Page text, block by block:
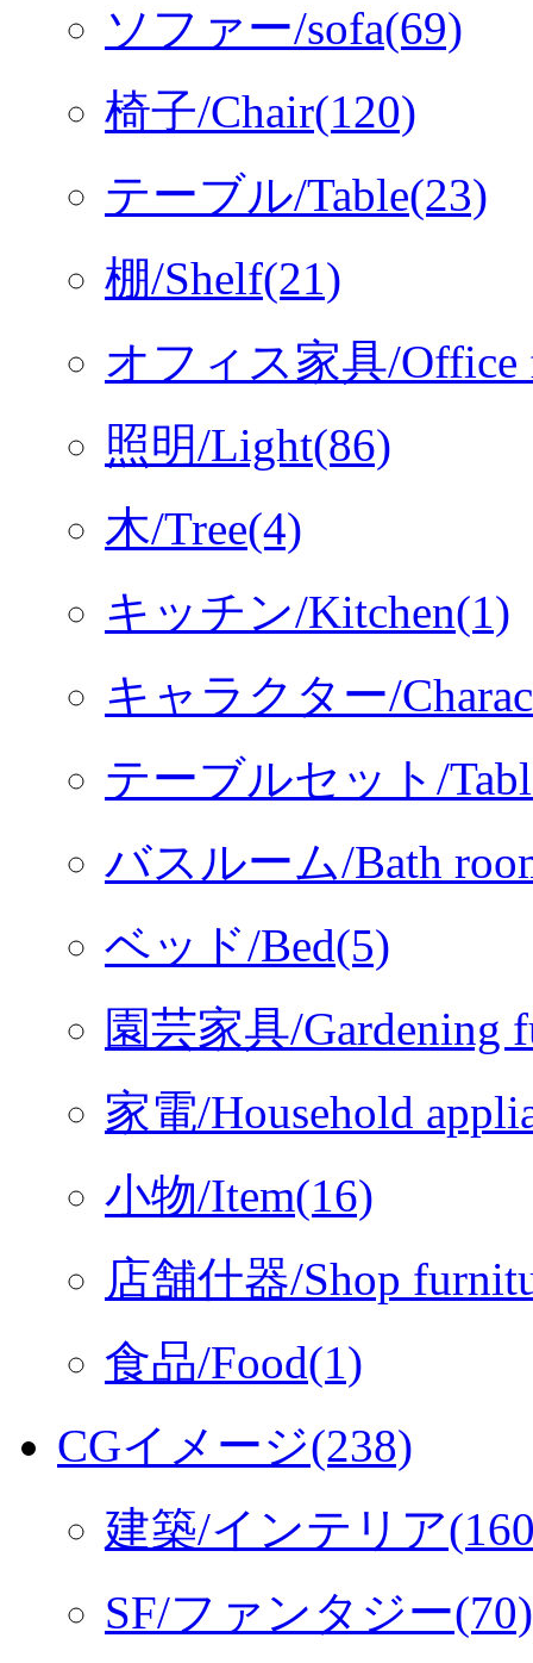
ソファー/sofa(69)
椅子/Chair(120)
テーブル/Table(23)
棚/Shelf(21)
オフィス家具/Office
照明/Light(86)
木/Tree(4)
キッチン/Kitchen(1)
キャラクター/
テーブルセット/
バスルーム/Bath
ベッド/Bed(5)
園芸家具/Gardening
家電/Household
小物/Item(16)
店舗什器/Shop
食品/Food(1)
CGイメージ(238)
建築/インテリア
SF/ファンタジー(70)